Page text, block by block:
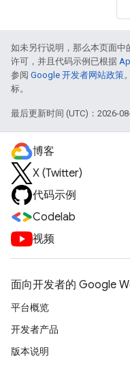
如未另行说明，那么本页面中
许可，并且代码示例已根据
参阅 Google 开发者网站政策
标。
最后更新时间 (UTC)：2026-08-
博客
X (Twitter)
代码示例
Codelab
视频
面向开发者的 Google
平台概览
开发者产品
版本说明